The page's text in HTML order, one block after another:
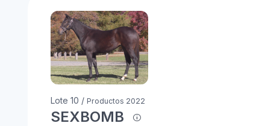
Lote 10 / Productos 2022
SEXBOMB